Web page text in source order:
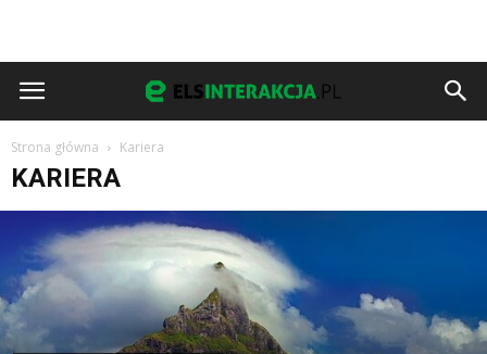
Strona główna Kariera
KARIERA